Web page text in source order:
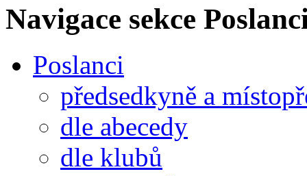
Navigace sekce
Poslanci
předsedkyně a
dle abecedy
dle klubů